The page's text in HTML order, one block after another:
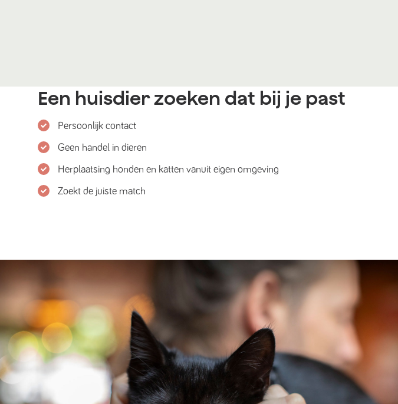
Een huisdier zoeken dat bij je past
Persoonlijk contact
Geen handel in dieren
Herplaatsing honden en katten vanuit eigen omgeving
Zoekt de juiste match